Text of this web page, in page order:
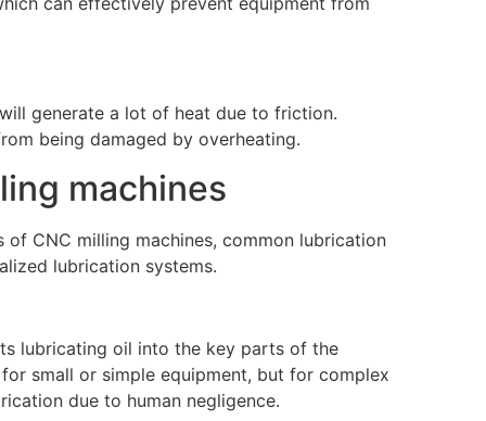
generate a lot of heat due to friction.
being damaged by overheating.
machines
CNC milling machines, common lubrication
lubrication systems.
lubricating oil into the key parts of the
small or simple equipment, but for complex
due to human negligence.